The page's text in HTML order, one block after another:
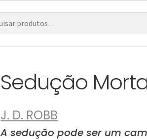
Sedução
J. D. ROBB
A sedução pode ser um